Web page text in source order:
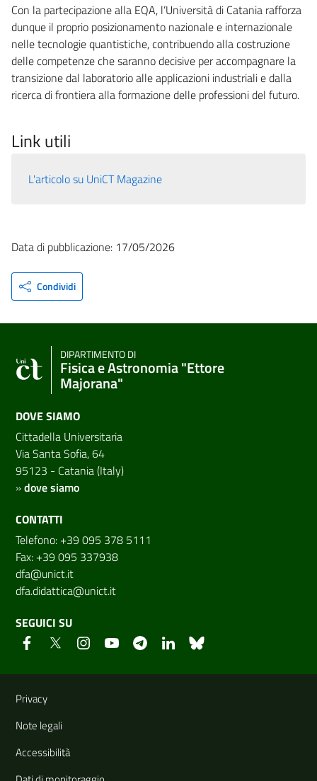
Con la partecipazione alla EQA, l’Università di Catania rafforza
dunque il proprio posizionamento nazionale e internazionale
nelle tecnologie quantistiche, contribuendo alla costruzione
delle competenze che saranno decisive per accompagnare la
transizione dal laboratorio alle applicazioni industriali e dalla
ricerca di frontiera alla formazione delle professioni del futuro.
Link utili
L'articolo su UniCT Magazine
Data di pubblicazione: 17/05/2026
Condividi
DIPARTIMENTO DI
Fisica e Astronomia "Ettore
Majorana"
DOVE SIAMO
Cittadella Universitaria
Via Santa Sofia, 64
95123 - Catania (Italy)
»dove siamo
CONTATTI
Telefono: +39 095 378 5111
Fax: +39 095 337938
dfa@unict.it
dfa.didattica@unict.it
SEGUICI SU
Link e informazioni utili
Privacy
Note legali
Accessibilità